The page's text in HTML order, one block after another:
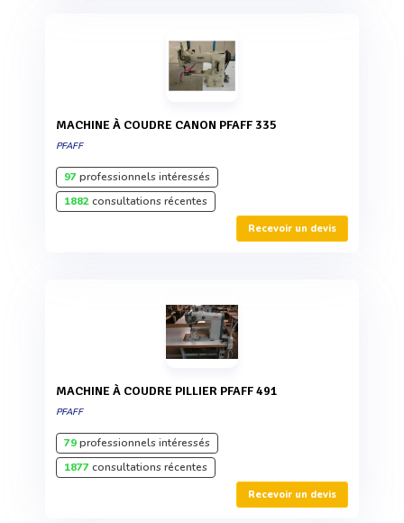
MACHINE À COUDRE CANON PFAFF 335
PFAFF
97professionnels intéressés
1882consultations récentes
Recevoir un devis
MACHINE À COUDRE PILLIER PFAFF 491
PFAFF
79professionnels intéressés
1877consultations récentes
Recevoir un devis